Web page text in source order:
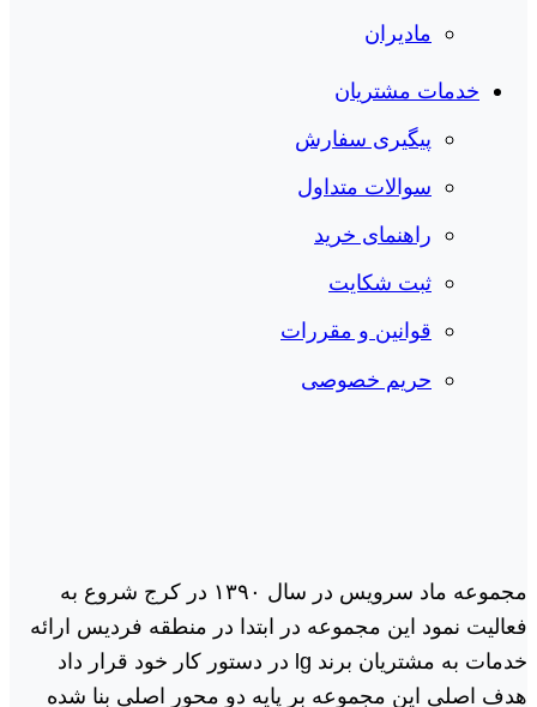
مادیران
خدمات مشتریان
پیگیری سفارش
سوالات متداول
راهنمای خرید
ثبت شکایت
قوانین و مقررات
حریم خصوصی
مجموعه ماد سرویس در سال ١٣٩٠ در کرج شروع به
فعالیت نمود این مجموعه در ابتدا در منطقه فردیس ارائه
خدمات به مشتریان برند lg در دستور کار خود قرار داد
هدف اصلی این مجموعه بر پایه دو محور اصلی بنا شده